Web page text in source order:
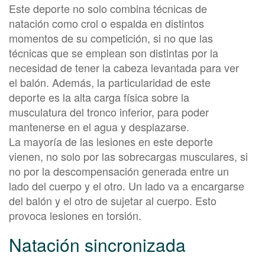
Este deporte no solo combina técnicas de
natación como crol o espalda en distintos
momentos de su competición, si no que las
técnicas que se emplean son distintas por la
necesidad de tener la cabeza levantada para ver
el balón. Además, la particularidad de este
deporte es la alta carga física sobre la
musculatura del tronco inferior, para poder
mantenerse en el agua y desplazarse.
La mayoría de las lesiones en este deporte
vienen, no solo por las sobrecargas musculares, si
no por la descompensación generada entre un
lado del cuerpo y el otro. Un lado va a encargarse
del balón y el otro de sujetar al cuerpo. Esto
provoca lesiones en torsión.
Natación sincronizada